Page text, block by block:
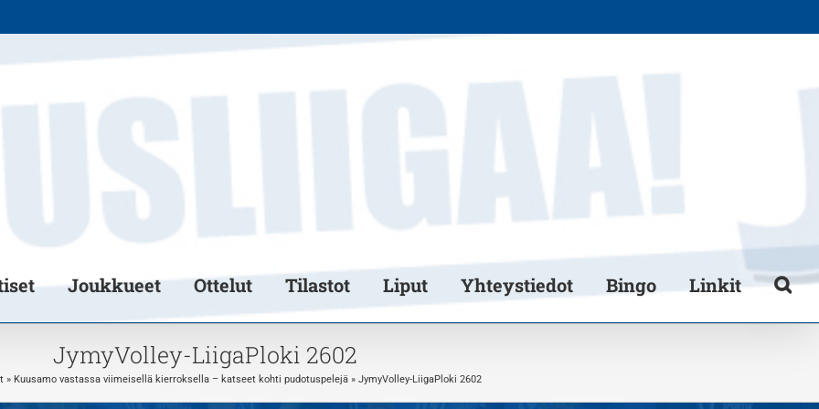
Joukkueet Ottelut Tilastot Liput Yhteystiedot Bingo Linkit
JymyVolley-LiigaPloki 2602
» Kuusamo vastassa viimeisellä kierroksella – katseet kohti pudotuspelejä » JymyVolley-LiigaPloki 2602